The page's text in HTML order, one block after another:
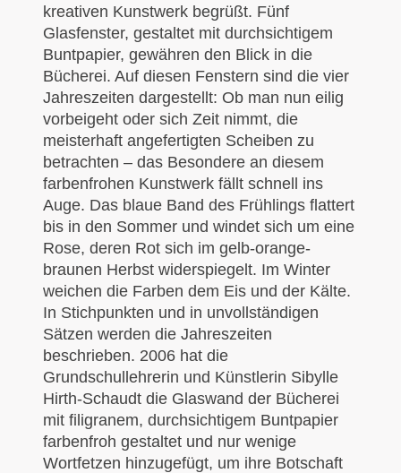
kreativen Kunstwerk begrüßt. Fünf
Glasfenster, gestaltet mit durchsichtigem
Buntpapier, gewähren den Blick in die
Bücherei. Auf diesen Fenstern sind die vier
Jahreszeiten dargestellt: Ob man nun eilig
vorbeigeht oder sich Zeit nimmt, die
meisterhaft angefertigten Scheiben zu
betrachten – das Besondere an diesem
farbenfrohen Kunstwerk fällt schnell ins
Auge. Das blaue Band des Frühlings flattert
bis in den Sommer und windet sich um eine
Rose, deren Rot sich im gelb-orange-
braunen Herbst widerspiegelt. Im Winter
weichen die Farben dem Eis und der Kälte.
In Stichpunkten und in unvollständigen
Sätzen werden die Jahreszeiten
beschrieben. 2006 hat die
Grundschullehrerin und Künstlerin Sibylle
Hirth-Schaudt die Glaswand der Bücherei
mit filigranem, durchsichtigem Buntpapier
farbenfroh gestaltet und nur wenige
Wortfetzen hinzugefügt, um ihre Botschaft